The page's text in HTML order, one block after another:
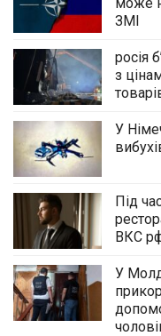
ЗМІ
росія
з
У
Під
ВКС
У